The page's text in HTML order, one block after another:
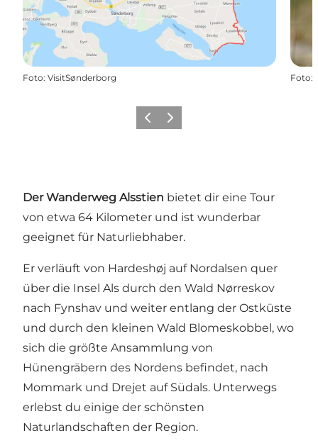
Foto: VisitSønderborg Foto:
ZurückWeiter
Der Wanderweg Alsstien bietet dir eine Tour
von etwa 64 Kilometer und ist wunderbar
geeignet für Naturliebhaber.
Er verläuft von Hardeshøj auf Nordalsen quer
über die Insel Als durch den Wald Nørreskov
nach Fynshav und weiter entlang der Ostküste
und durch den kleinen Wald Blomeskobbel, wo
sich die größte Ansammlung von
Hünengräbern des Nordens befindet, nach
Mommark und Drejet auf Südals. Unterwegs
erlebst du einige der schönsten
Naturlandschaften der Region.